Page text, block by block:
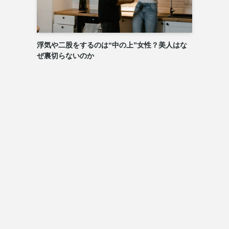
浮気や二股をするのは“中の上”女性？美人はな
ぜ裏切らないのか